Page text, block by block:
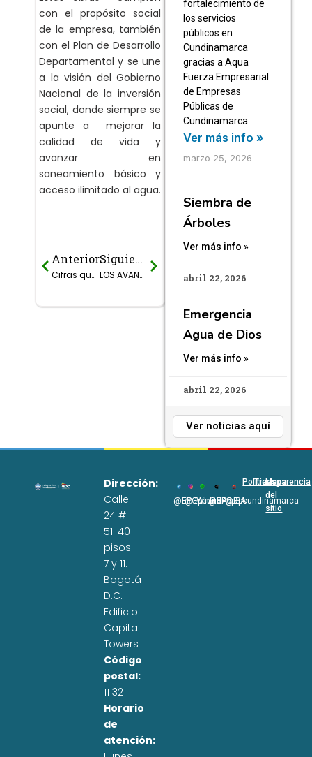
con el propósito social
de la empresa, también
con el Plan de Desarrollo
Departamental y se une
a la visión del Gobierno
Nacional de la inversión
social, donde siempre se
apunte a mejorar la
calidad de vida y
avanzar en
saneamiento básico y
acceso ilimitado al agua.
Prev
Anterior
Cifras que cuentan historias
Siguiente
LOS AVANCES DE AGUA A LA VEREDA EN ESTE 2023
Next
fortalecimiento de
los servicios
públicos en
Cundinamarca
gracias a Aqua
Fuerza Empresarial
de Empresas
Públicas de
Cundinamarca…
Ver más info »
marzo 25, 2026
Siembra de
Árboles
Ver más info »
abril 22, 2026
Emergencia
Agua de Dios
Ver más info »
abril 22, 2026
Ver noticias aquí
Dirección:
Calle
24 #
51-40
pisos
7 y 11.
Bogotá
D.C.
Edificio
Capital
Towers
Código
postal:
111321.
Horario
de
atención:
@EPCundi
@Epcundi
WhatsApp
@EPC_SA
@Epcundinamarca
Políticas
Transparencia
Mapa
del
sitio